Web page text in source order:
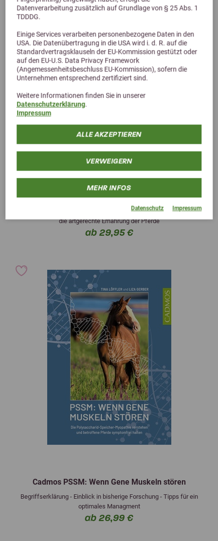
Datenverarbeitung zusätzlich auf Grundlage von § 25 Abs. 1
TDDDG.
Einige Services verarbeiten personenbezogene Daten in den
USA. Die Datenübertragung in die USA wird i. d. R. auf die
Standardvertragsklauseln der EU-Kommission gestützt oder
auf den EU-U.S. Data Privacy Framework
(Angemessenheitsbeschluss EU-Kommission), sofern die
Unternehmen entsprechend zertifiziert sind.
Weitere Informationen finden Sie in unserer
Datenschutzerklärung.
Impressum
ALLE AKZEPTIEREN
VERWEIGERN
MEHR INFOS
Datenschutz Impressum
Cadmos Pferde fit füttern
die artgerechte Ernährung der Pferde
ab 29,95 €
Cadmos PSSM: Wenn Gene Muskeln stören
Begriffserklärung - Einblick in bisherige Forschung - Tipps für ein
optimales Managment
ab 26,99 €